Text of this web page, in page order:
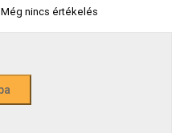
Még nincs értékelés